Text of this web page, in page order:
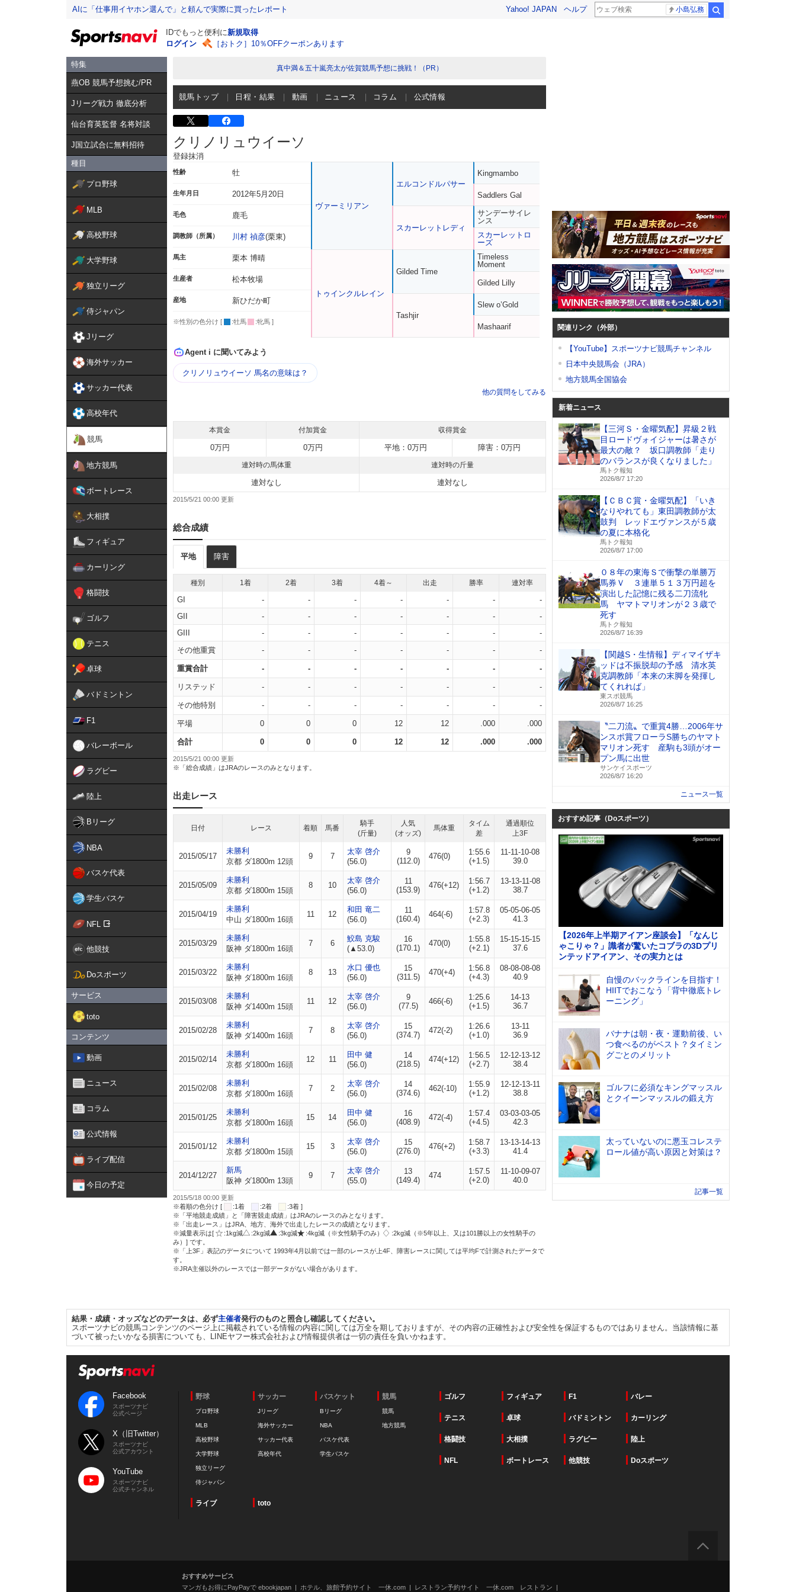
AIに「仕事用イヤホン選んで」と頼んで実際に買ったレポート Yahoo! JAPAN ヘルプ 小島弘務
IDでもっと便利に新規取得
ログイン
［おトク］10％OFFクーポンあります
特集
燕OB 競馬予想挑む/PR
Jリーグ戦力 徹底分析
仙台育英監督 名将対談
J国立試合に無料招待
種目
プロ野球
MLB
高校野球
大学野球
独立リーグ
侍ジャパン
Jリーグ
海外サッカー
サッカー代表
高校年代
競馬
地方競馬
ボートレース
大相撲
フィギュア
カーリング
格闘技
ゴルフ
テニス
卓球
バドミントン
F1
バレーボール
ラグビー
陸上
Bリーグ
NBA
バスケ代表
学生バスケ
NFL
他競技
Doスポーツ
サービス
toto
コンテンツ
動画
ニュース
コラム
公式情報
ライブ配信
今日の予定
真中満＆五十嵐亮太が佐賀競馬予想に挑戦！（PR）
競馬トップ 日程・結果 動画 ニュース コラム 公式情報
クリノリュウイーソ
登録抹消
性齢 牡
生年月日 2012年5月20日
毛色 鹿毛
調教師（所属） 川村 禎彦(栗東)
馬主 栗本 博晴
生産者 松本牧場
産地 新ひだか町
※性別の色分け [ :牡馬 :牝馬 ]
ヴァーミリアン
トゥインクルレイン
エルコンドルパサー
スカーレットレディ
Gilded Time
Tashjir
Kingmambo
Saddlers Gal
サンデーサイレ
ンス
スカーレットロ
ーズ
Timeless
Moment
Gilded Lilly
Slew o’Gold
Mashaarif
Agent i に聞いてみよう
クリノリュウイーソ 馬名の意味は？
他の質問をしてみる
本賞金 付加賞金 収得賞金
0万円 0万円 平地：0万円 障害：0万円
連対時の馬体重 連対時の斤量
連対なし 連対なし
2015/5/21 00:00
総合成績
平地 障害
種別 1着 2着 3着 4着～ 出走 勝率 連対率
GI - - - - - -
-
GII
- - - - - -
-
GIII
- - - - - -
-
その他重賞
- - - - - - -
重賞合計 - - - - - - -
リステッド - - - - - - -
その他特別 - - - - - - -
平場 0 0 0 12 12 .000 .000
合計 0 0 0 12 12 .000 .000
2015/5/21 00:00 更新
※「総合成績」はJRAのレースのみとなります。
出走レース
日付 レース 着順 馬番
騎手
(斤量)
人気
(オッズ)
馬体重
タイム
差
通過順位
上3F
2015/05/17
未勝利
京都 ダ1800m 12頭
9 7
太宰 啓介
(56.0)
9
(112.0)
476(0)
1:55.6
(+1.5)
11-11-10-08
39.0
2015/05/09
未勝利
京都 ダ1800m 15頭
8 10
太宰 啓介
(56.0)
11
(153.9)
476(+12)
1:56.7
(+1.2)
13-13-11-08
38.7
2015/04/19
未勝利
中山 ダ1800m 16頭
11 12
和田 竜二
(56.0)
11
(160.4)
464(-6)
1:57.8
(+2.3)
05-05-06-05
41.3
2015/03/29
未勝利
阪神 ダ1800m 16頭
7 6
鮫島 克駿
(▲53.0)
16
(170.1)
470(0)
1:55.8
(+2.1)
15-15-15-15
37.6
2015/03/22
未勝利
阪神 ダ1800m 16頭
8 13
水口 優也
(56.0)
15
(311.5)
470(+4)
1:56.8
(+4.3)
08-08-08-08
40.9
2015/03/08
未勝利
阪神 ダ1400m 15頭
11 12
太宰 啓介
(56.0)
9
(77.5)
466(-6)
1:25.6
(+1.5)
14-13
36.7
2015/02/28
未勝利
阪神 ダ1400m 16頭
7 8
太宰 啓介
(56.0)
15
(374.7)
472(-2)
1:26.6
(+1.0)
13-11
36.9
2015/02/14
未勝利
京都 ダ1800m 16頭
12 11
田中 健
(56.0)
14
(218.5)
474(+12)
1:56.5
(+2.7)
12-12-13-12
38.4
2015/02/08
未勝利
京都 ダ1800m 16頭
7 2
太宰 啓介
(56.0)
14
(374.6)
462(-10)
1:55.9
(+1.2)
12-12-13-11
38.8
2015/01/25
未勝利
京都 ダ1800m 16頭
15 14
田中 健
(56.0)
16
(408.9)
472(-4)
1:57.4
(+4.5)
03-03-03-05
42.3
2015/01/12
未勝利
京都 ダ1800m 15頭
15 3
太宰 啓介
(56.0)
15
(276.0)
476(+2)
1:58.7
(+3.3)
13-13-14-13
41.4
2014/12/27
新馬
阪神 ダ1800m 13頭
9 7
太宰 啓介
(55.0)
13
(149.4)
474
1:57.5
(+2.0)
11-10-09-07
40.0
2015/5/18 00:00 更新
※着順の色分け [
:1着 :2着
:3着 ]
※「平地競走成績」と「障害競走成績」はJRAのレースのみとなります。
※「出走レース」はJRA、地方、海外で出走したレースの成績となります。
※減量表示は[
:1kg減 :2kg減 :3kg減 :4kg減（※女性騎手のみ）
:2kg減（※5年以上、又は101勝以上の女性騎手の
み）] です。
※「上3F」表記のデータについて 1993年4月以前では一部のレースが上4F、障害レースに関しては平均Fで計測されたデータで
す。
※JRA主催以外のレースでは一部データがない場合があります。
関連リンク（外部）
【YouTube】スポーツナビ競馬チャンネル
日本中央競馬会（JRA）
地方競馬全国協会
新着ニュース
【三河Ｓ・金曜気配】昇級２戦
目ロードヴォイジャーは暑さが
最大の敵？ 坂口調教師「走り
のバランスが良くなりました」
馬トク報知
2026/8/7 17:20
【ＣＢＣ賞・金曜気配】「いき
なりやれても」東田調教師が太
鼓判 レッドエヴァンスが５歳
の夏に本格化
馬トク報知
2026/8/7 17:00
０８年の東海Ｓで衝撃の単勝万
馬券Ｖ ３連単５１３万円超を
演出した記憶に残る二刀流牝
馬 ヤマトマリオンが２３歳で
死す
馬トク報知
2026/8/7 16:39
【関越S・生情報】ディマイザキ
ッドは不振脱却の予感 清水英
克調教師「本来の末脚を発揮し
てくれれば」
東スポ競馬
2026/8/7 16:25
〝二刀流〟で重賞4勝…2006年サ
ンスポ賞フローラS勝ちのヤマト
マリオン死す 産駒も3頭がオー
プン馬に出世
サンケイスポーツ
2026/8/7 16:20
ニュース一覧
おすすめ記事（Doスポーツ）
【2026年上半期アイアン座談会】「なんじ
ゃこりゃ？」識者が驚いたコブラの3Dプリ
ンテッドアイアン、その実力とは
自慢のバックラインを目指す！
HIITでおこなう「背中徹底トレ
ーニング」
バナナは朝・夜・運動前後、い
つ食べるのがベスト？タイミン
グごとのメリット
ゴルフに必須なキングマッスル
とクイーンマッスルの鍛え方
太っていないのに悪玉コレステ
ロール値が高い原因と対策は？
記事一覧
結果・成績・オッズなどのデータは、必ず主催者発行のものと照合し確認してください。
スポーツナビの競馬コンテンツのページ上に掲載されている情報の内容に関しては万全を期しておりますが、その内容の正確性および安全性を保証するものではありません。当該情報に基
づいて被ったいかなる損害についても、LINEヤフー株式会社および情報提供者は一切の責任を負いかねます。
Facebook
スポーツナビ
公式ページ
X（旧Twitter）
スポーツナビ
公式アカウント
YouTube
スポーツナビ
公式チャンネル
野球
プロ野球
MLB
高校野球
大学野球
独立リーグ
侍ジャパン
サッカー
Jリーグ
海外サッカー
サッカー代表
高校年代
バスケット
Bリーグ
NBA
バスケ代表
学生バスケ
競馬
競馬
地方競馬
ゴルフ フィギュア F1 バレー
テニス 卓球 バドミントン カーリング
格闘技 大相撲 ラグビー 陸上
NFL ボートレース 他競技 Doスポーツ
ライブ toto
おすすめサービス
マンガもお得にPayPayで ebookjapan
ホテル、旅館予約サイト 一休.com レストラン予約サイト 一休.com レストラン